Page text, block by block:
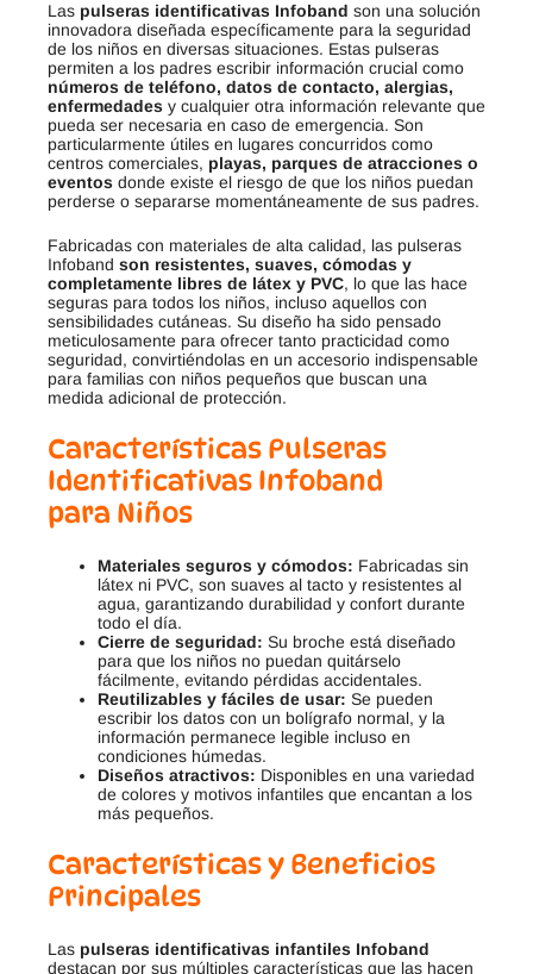
Las pulseras identificativas Infoband son una solución
innovadora diseñada específicamente para la seguridad
de los niños en diversas situaciones. Estas pulseras
permiten a los padres escribir información crucial como
números de teléfono, datos de contacto, alergias,
enfermedades y cualquier otra información relevante que
pueda ser necesaria en caso de emergencia. Son
particularmente útiles en lugares concurridos como
centros comerciales, playas, parques de atracciones o
eventos donde existe el riesgo de que los niños puedan
perderse o separarse momentáneamente de sus padres.
Fabricadas con materiales de alta calidad, las pulseras
Infoband son resistentes, suaves, cómodas y
completamente libres de látex y PVC, lo que las hace
seguras para todos los niños, incluso aquellos con
sensibilidades cutáneas. Su diseño ha sido pensado
meticulosamente para ofrecer tanto practicidad como
seguridad, convirtiéndolas en un accesorio indispensable
para familias con niños pequeños que buscan una
medida adicional de protección.
Características Pulseras
Identificativas Infoband
para Niños
Materiales seguros y cómodos: Fabricadas sin
látex ni PVC, son suaves al tacto y resistentes al
agua, garantizando durabilidad y confort durante
todo el día.
Cierre de seguridad: Su broche está diseñado
para que los niños no puedan quitárselo
fácilmente, evitando pérdidas accidentales.
Reutilizables y fáciles de usar: Se pueden
escribir los datos con un bolígrafo normal, y la
información permanece legible incluso en
condiciones húmedas.
Diseños atractivos: Disponibles en una variedad
de colores y motivos infantiles que encantan a los
más pequeños.
Características y Beneficios
Principales
Las pulseras identificativas infantiles Infoband
destacan por sus múltiples características que las hacen